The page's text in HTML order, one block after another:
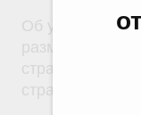
Об
размещения
страхования